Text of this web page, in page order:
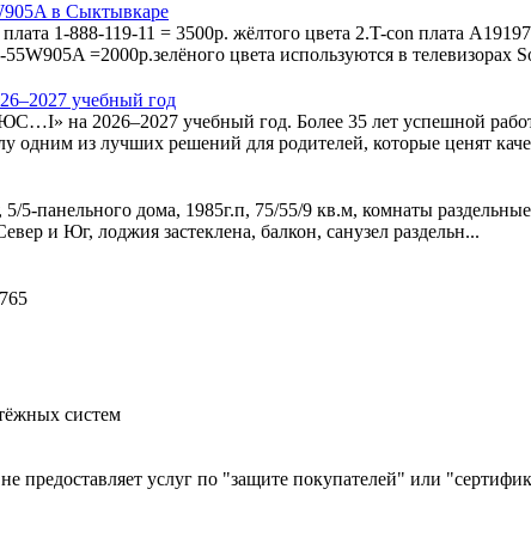
в Сыктывкаре
1-888-119-11 = 3500p. жёлтого цвета 2.T-con плата
=2000р.зелёного цвета используются в телевизорах
учебный год
на 2026–2027 учебный год. Более 35 лет успешной
из лучших решений для родителей, которые ценят
5-панельного дома, 1985г.п, 75/55/9 кв.м, комнаты
и Юг, лоджия застеклена, балкон, санузел раздельн...
систем
предоставляет услуг по "защите покупателей" или